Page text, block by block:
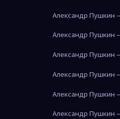
Александр Пушкин
Александр Пушкин
Александр Пушкин
Александр Пушкин
Александр Пушкин
Александр Пушкин